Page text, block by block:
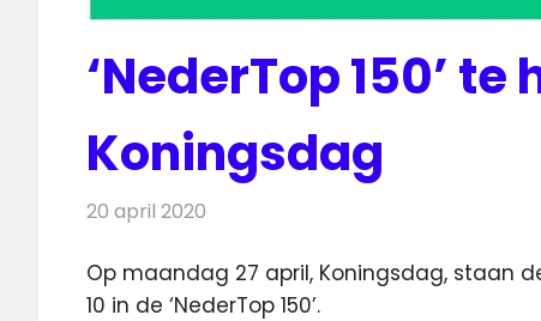
‘NederTop 150’
Koningsdag
20 april 2020
Op maandag 27 april, Koningsdag, staan
10 in de ‘NederTop 150’.